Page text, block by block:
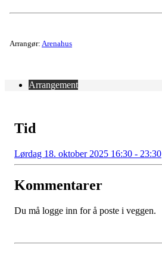
Arrangør: Arenahus
Arrangement
Tid
Lørdag 18. oktober 2025 16:30 - 23:30
Kommentarer
Du må logge inn for å poste i veggen.